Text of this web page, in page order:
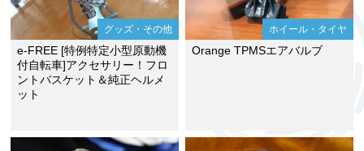
グッズ・その他
e-FREE [特例特定小型原動機
付自転車]アクセサリー！フロ
ントバスケット＆純正ヘルメ
ット
ホイール・タイヤ
Orange TPMSエアバルブ